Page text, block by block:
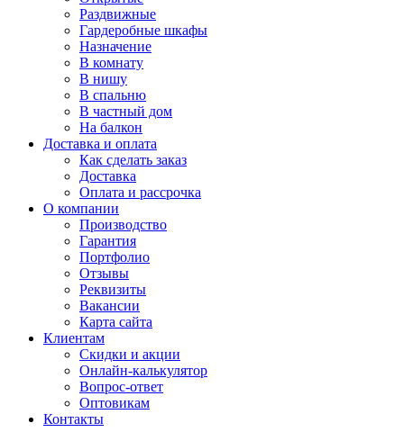
Раздвижные
Гардеробные шкафы
Назначение
В комнату
В нишу
В спальню
В частный дом
На балкон
Доставка и оплата
Как сделать заказ
Доставка
Оплата и рассрочка
О компании
Производство
Гарантия
Портфолио
Отзывы
Реквизиты
Вакансии
Карта сайта
Клиентам
Скидки и акции
Онлайн-калькулятор
Вопрос-ответ
Оптовикам
Контакты